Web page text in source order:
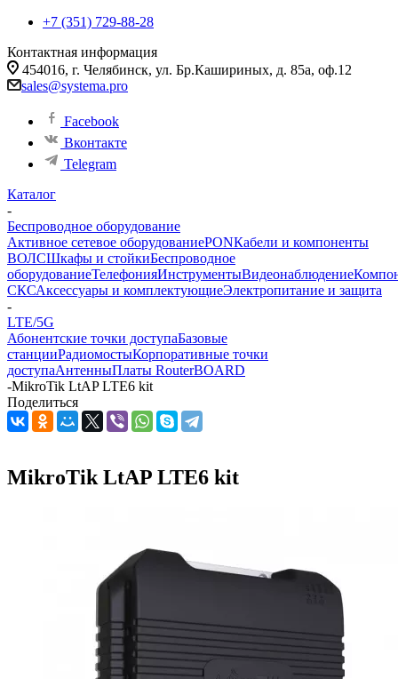
+7 (351) 729-88-28
Контактная информация
454016, г. Челябинск, ул. Бр.Кашириных, д. 85а, оф.12
sales@systema.pro
Facebook
Вконтакте
Telegram
Каталог
-
Беспроводное оборудование
Активное сетевое оборудованиеPONКабели и компоненты
ВОЛСШкафы и стойкиБеспроводное
оборудованиеТелефонияИнструментыВидеонаблюдение
СКСАксессуары и комплектующиеЭлектропитание и защита
-
LTE/5G
Абонентские точки доступаБазовые
станцииРадиомостыКорпоративные точки
доступаАнтенныПлаты RouterBOARD
-MikroTik LtAP LTE6 kit
Поделиться
MikroTik LtAP LTE6 kit